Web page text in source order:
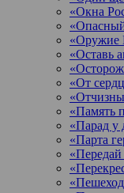
«Окна
«Оружие
«Оставь
«От
«Память
«Парад у
«Парта
«Пешеход